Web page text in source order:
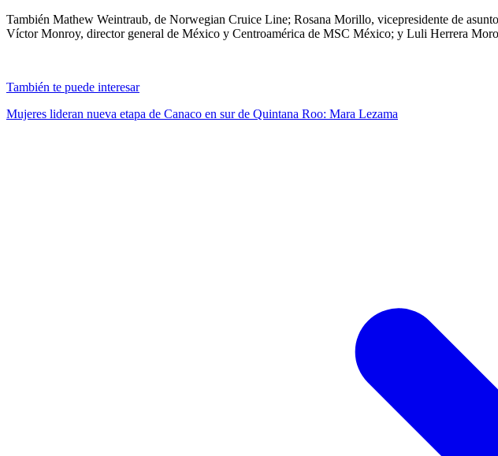
También Mathew Weintraub, de Norwegian Cruice Line; Rosana Morillo, vicepresidente de
Víctor Monroy, director general de México y Centroamérica de MSC México; y Luli Herrera
También te puede interesar
Mujeres lideran nueva etapa de Canaco en sur de Quintana Roo: Mara Lezama